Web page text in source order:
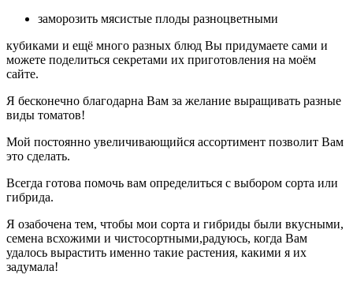
заморозить мясистые плоды разноцветными
кубиками и ещё много разных блюд Вы придумаете сами и
можете поделиться секретами их приготовления на моём
сайте.
Я бесконечно благодарна Вам за желание выращивать разные
виды томатов!
Мой постоянно увеличивающийся ассортимент позволит Вам
это сделать.
Всегда готова помочь вам определиться с выбором сорта или
гибрида.
Я озабочена тем, чтобы мои сорта и гибриды были вкусными,
семена всхожими и чистосортными,радуюсь, когда Вам
удалось вырастить именно такие растения, какими я их
задумала!